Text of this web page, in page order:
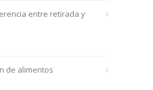
entre retirada y
de alimentos